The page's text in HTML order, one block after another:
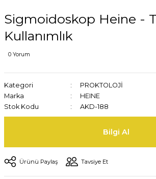
Sigmoidoskop Heine -
Kullanımlık
0 Yorum
Kategori
PROKTOLOJİ
Marka
HEINE
Stok Kodu
AKD-188
Bilgi Al
Ürünü Paylaş Tavsiye Et